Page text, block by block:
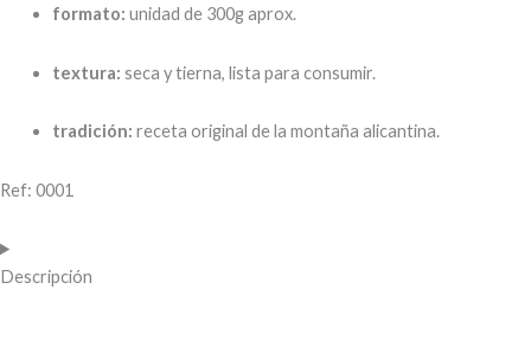
formato: unidad de 300g aprox.
textura: seca y tierna, lista para consumir.
tradición: receta original de la montaña alicantina.
Ref: 0001
Descripción